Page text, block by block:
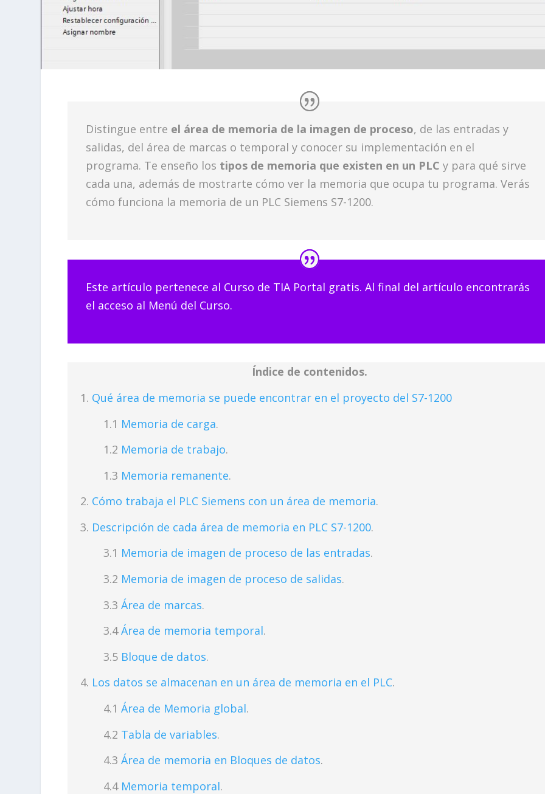
Distingue entre el área de memoria de la imagen de proceso, de las entradas y
salidas, del área de marcas o temporal y conocer su implementación en el
programa. Te enseño los tipos de memoria que existen en un PLC y para qué sirve
cada una, además de mostrarte cómo ver la memoria que ocupa tu programa. Verás
cómo funciona la memoria de un PLC Siemens S7-1200.
Este artículo pertenece al Curso de TIA Portal gratis. Al final del artículo encontrarás
el acceso al Menú del Curso.
Índice de contenidos.
Qué área de memoria se puede encontrar en el proyecto del S7-1200
Memoria de carga.
Memoria de trabajo.
Memoria remanente.
Cómo trabaja el PLC Siemens con un área de memoria.
Descripción de cada área de memoria en PLC S7-1200.
Memoria de imagen de proceso de las entradas.
Memoria de imagen de proceso de salidas.
Área de marcas.
Área de memoria temporal.
Bloque de datos.
Los datos se almacenan en un área de memoria en el PLC.
Área de Memoria global.
Tabla de variables.
Área de memoria en Bloques de datos.
Memoria temporal.